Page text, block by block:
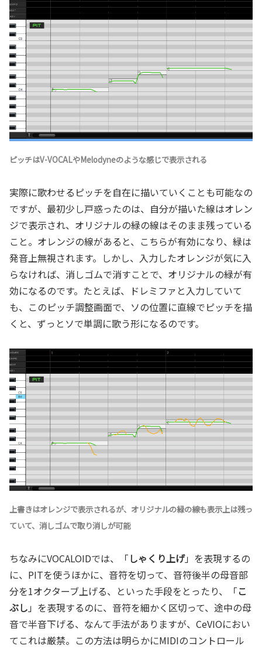
ピッチはV-VOCALやMelodyneのような感じで表示される
実際に歌わせるピッチを自在に描いていくことも可能なの
ですが、最初少し戸惑ったのは、自分が描いた線はオレン
ジで表示され、オリジナルの緑の線はそのまま残っている
こと。オレンジの線があると、こちらが有効になり、緑は
発音上無視されます。しかし、入力したオレンジが気に入
らなければ、消しゴムで消すことで、オリジナルの緑が有
効になるのです。たとえば、ドレミファと入力していて
も、このピッチ調整画面で、ソの位置に直線でピッチを描
くと、ずっとソで単調に歌う形になるのです。
上書きはオレンジで表示されるが、オリジナルの緑の線も表示上は残っ
ていて、消しゴムで取り消しが可能
ちなみにVOCALOIDでは、「しゃくり上げ」を表現するの
に、PITを使うほかに、音符を切って、音符後半の母音部
分を1オクターブ上げる、といった手段をとったり、「こ
ぶし 」を表現するのに、音符を細かく区切って、途中の母
音で半音下げる、なんて手法がありますが、CeVIOにおい
てこれは厳禁。この方法は明らかにMIDIのコントロール